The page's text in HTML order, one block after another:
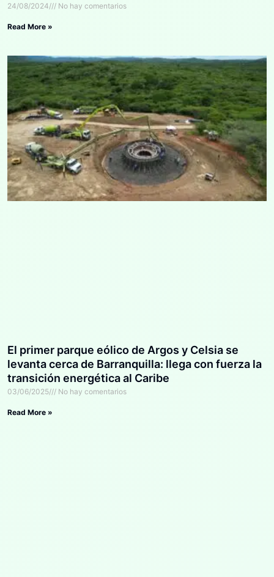
24/08/2024 No hay comentarios
Read More »
El primer parque eólico de Argos y Celsia se
levanta cerca de Barranquilla: llega con fuerza la
transición energética al Caribe
03/06/2025 No hay comentarios
Read More »